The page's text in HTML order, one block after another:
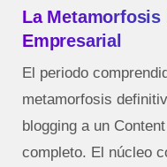
La Metamorfosis
Empresarial
El periodo
metamorfosis
blogging a un
completo. El núcleo